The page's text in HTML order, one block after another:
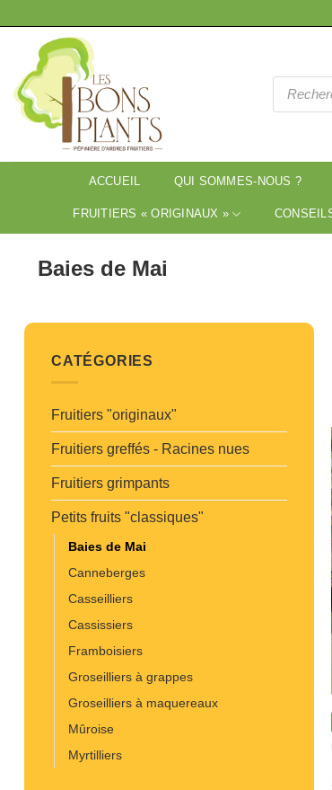
contenu
Recherche
ACCUEIL QUI SOMMES-NOUS ?
FRUITIERS « ORIGINAUX »
Baies de Mai
CATÉGORIES
Fruitiers "originaux"
Fruitiers greffés - Racines nues
Fruitiers grimpants
Petits fruits "classiques"
Baies de Mai
Canneberges
Casseilliers
Cassissiers
Framboisiers
Groseilliers à grappes
Groseilliers à maquereaux
Mûroise
Myrtilliers